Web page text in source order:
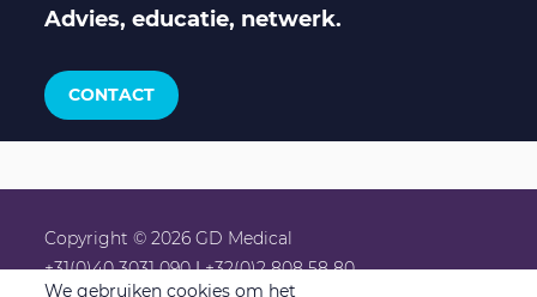
Advies, educatie, netwerk.
CONTACT
We gebruiken cookies om het
Copyright © 2026 GD Medical
+31(0)40 3031 090|+32(0)2 808 58 80